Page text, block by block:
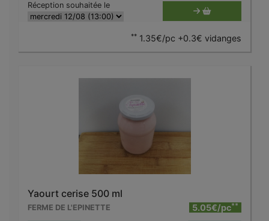
Réception souhaitée le
** 1.35€/pc +0.3€ vidanges
Yaourt cerise 500 ml
FERME DE L'EPINETTE 5.05€/pc**